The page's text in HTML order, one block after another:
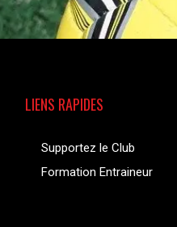
LIENS RAPIDES
Supportez le Club
Formation Entraineur